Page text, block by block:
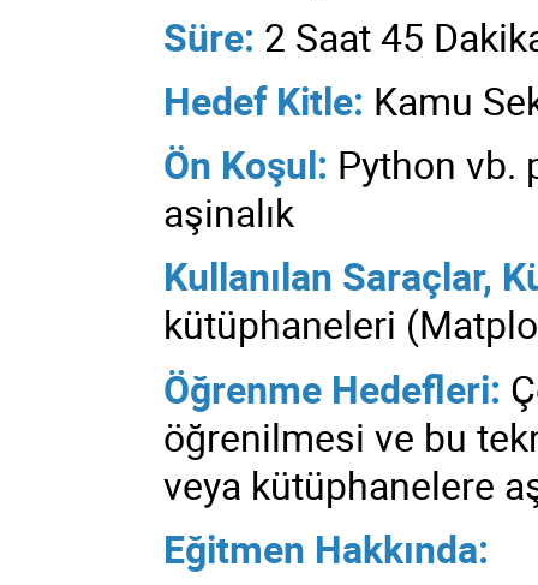
Süre: 2 Saat45
Hedef Kitle: Kamu
Ön Koşul: Python vb.
aşinalık
Kullanılan Saraçlar,
kütüphaneleri
Öğrenme Hedefleri:
öğrenilmesi ve bu
veya kütüphanelere
Eğitmen Hakkında: